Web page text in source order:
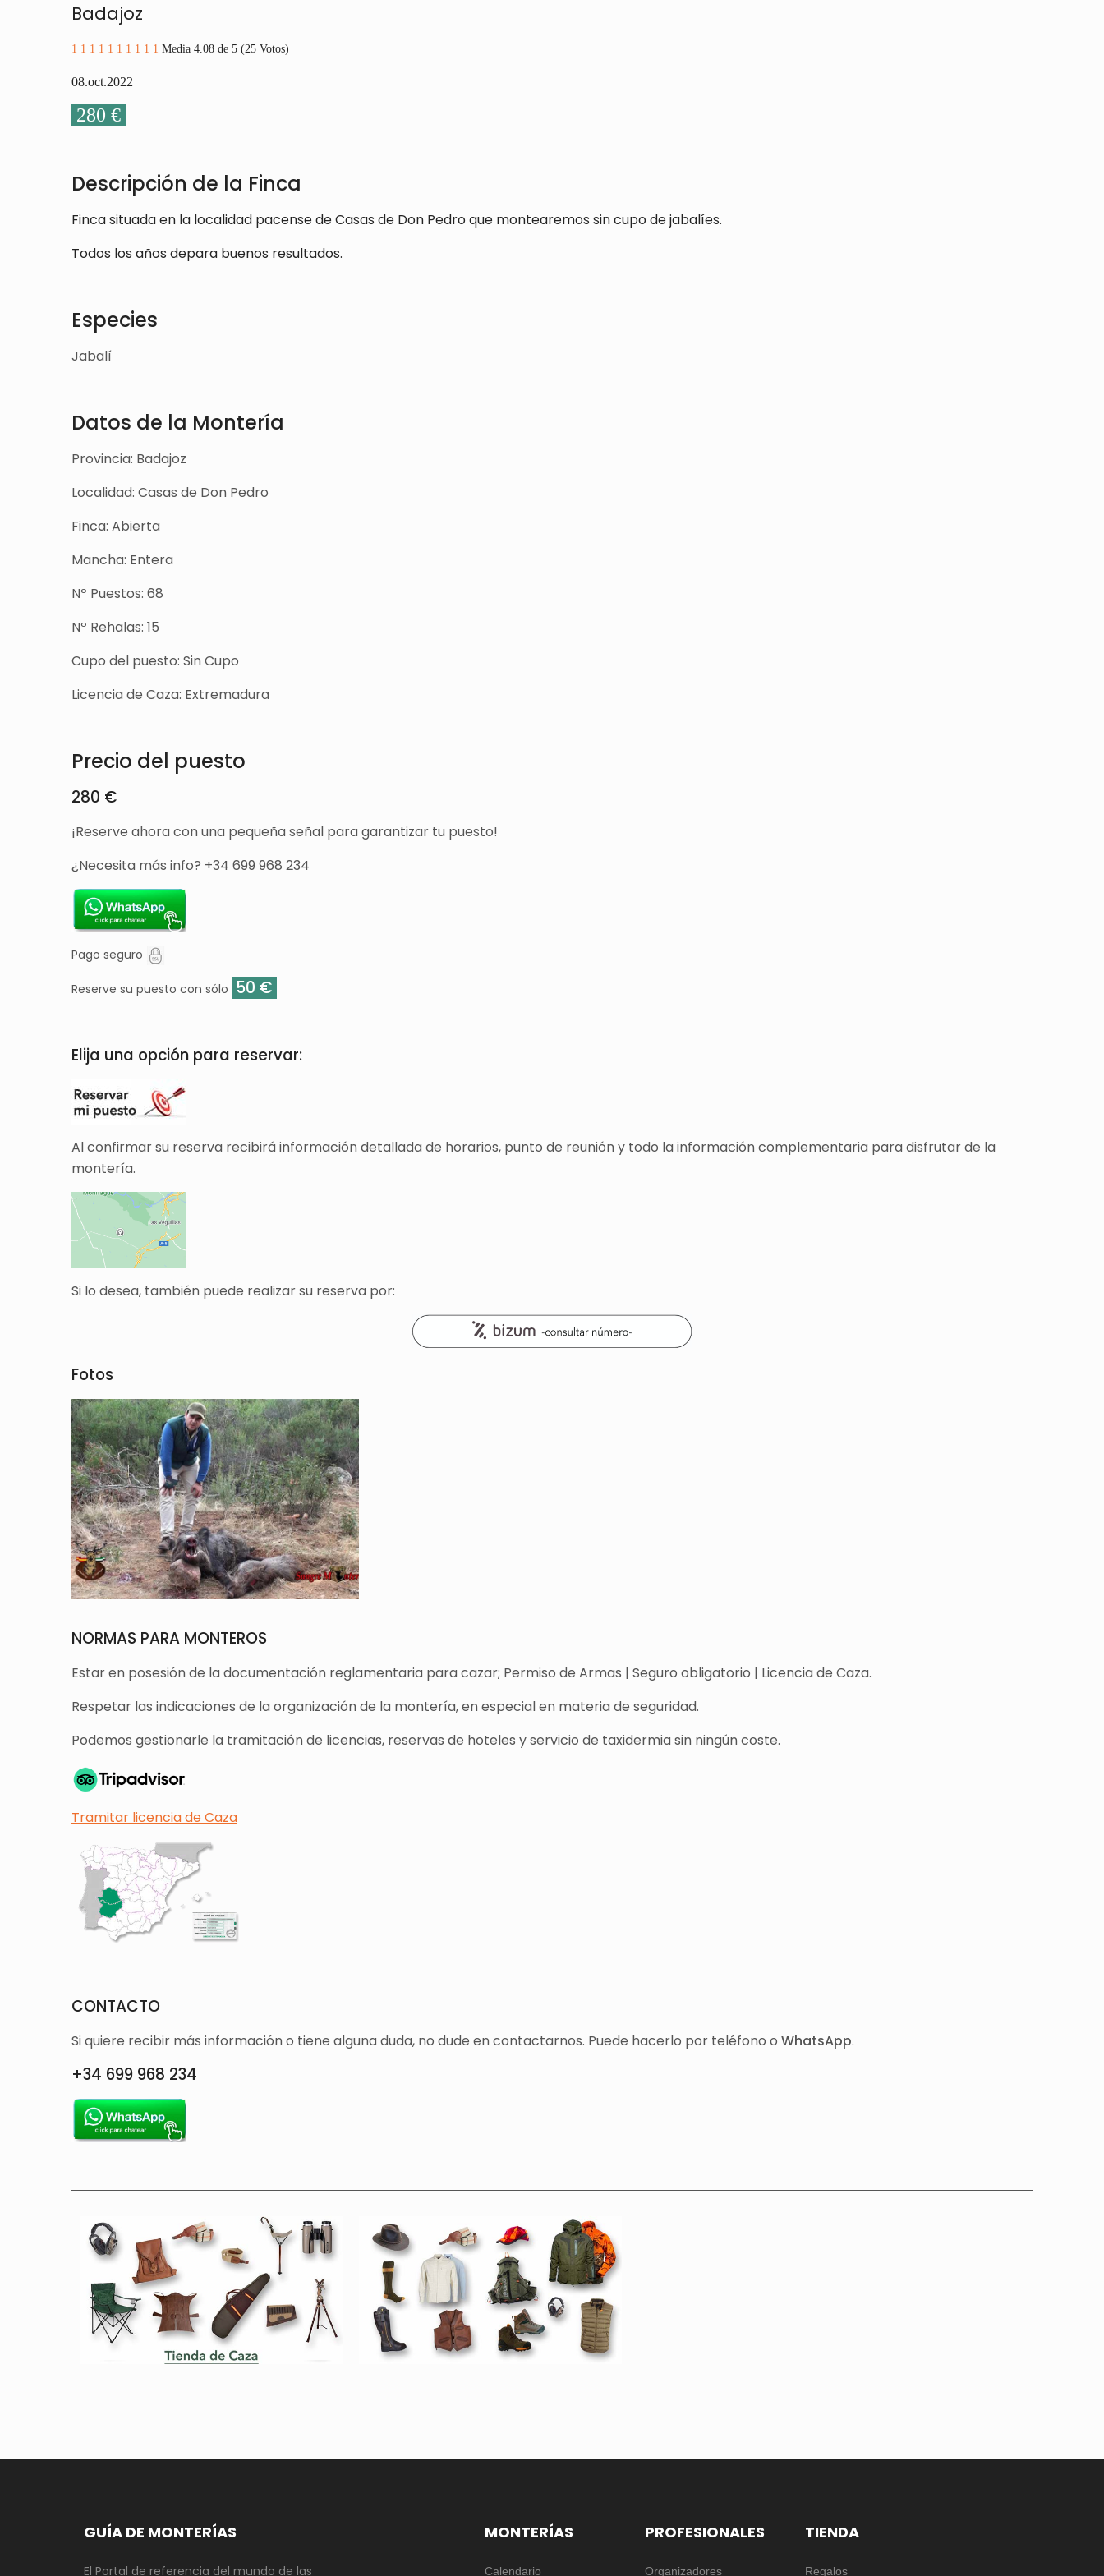
Badajoz
1 1 1 1 1 1 1 1 1 1 Media 4.08 de 5 (25 Votos)
08.oct.2022
280 €
Descripción de la Finca
Finca situada en la localidad pacense de Casas de Don Pedro que montearemos sin cupo de jabalíes.
Todos los años depara buenos resultados.
Especies
Jabalí
Datos de la Montería
Provincia: Badajoz
Localidad: Casas de Don Pedro
Finca: Abierta
Mancha: Entera
Nº Puestos: 68
Nº Rehalas: 15
Cupo del puesto: Sin Cupo
Licencia de Caza: Extremadura
Precio del puesto
280 €
¡Reserve ahora con una pequeña señal para garantizar tu puesto!
¿Necesita más info? +34 699 968 234
Pago seguro
Reserve su puesto con sólo 50 €
Elija una opción para reservar:
Al confirmar su reserva recibirá información detallada de horarios, punto de reunión y todo la información complementaria para disfrutar de la
montería.
Si lo desea, también puede realizar su reserva por:
Fotos
NORMAS PARA MONTEROS
Estar en posesión de la documentación reglamentaria para cazar; Permiso de Armas | Seguro obligatorio | Licencia de Caza.
Respetar las indicaciones de la organización de la montería, en especial en materia de seguridad.
Podemos gestionarle la tramitación de licencias, reservas de hoteles y servicio de taxidermia sin ningún coste.
Tramitar licencia de Caza
CONTACTO
Si quiere recibir más información o tiene alguna duda, no dude en contactarnos. Puede hacerlo por teléfono o WhatsApp.
+34 699 968 234
GUÍA DE MONTERÍAS
El Portal de referencia del mundo de las
MONTERÍAS
Calendario
PROFESIONALES
Organizadores
TIENDA
Regalos